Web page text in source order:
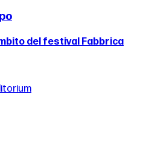
del festival Fabbrica